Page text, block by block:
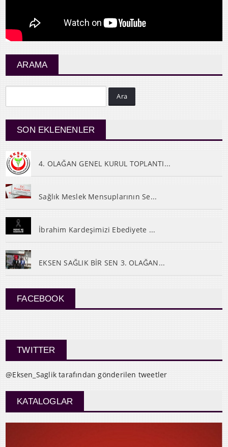
ARAMA
Ara
SON EKLENENLER
4. OLAĞAN GENEL KURUL TOPLANTI...
Sağlık Meslek Mensuplarının Se...
İbrahim Kardeşimizi Ebediyete ...
EKSEN SAĞLIK BİR SEN 3. OLAĞAN...
FACEBOOK
TWITTER
@Eksen_Saglik tarafından gönderilen tweetler
KATALOGLAR